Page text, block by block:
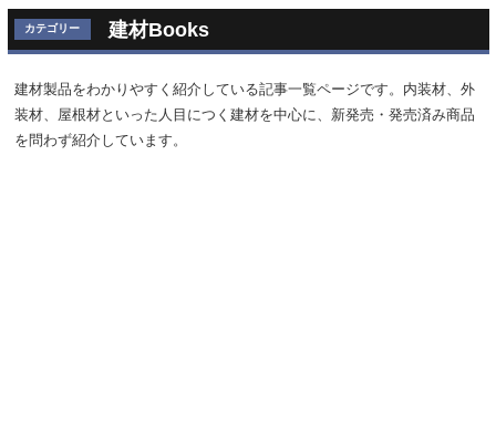
カテゴリー 建材Books
建材製品をわかりやすく紹介している記事一覧ページです。内装材、外
装材、屋根材といった人目につく建材を中心に、新発売・発売済み商品
を問わず紹介しています。